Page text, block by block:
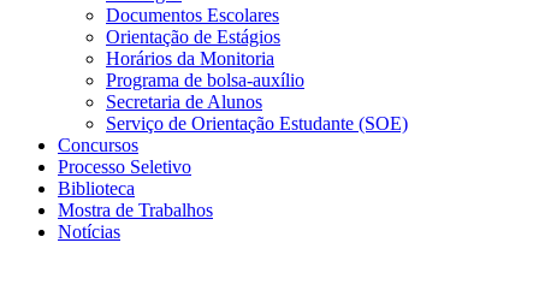
Documentos Escolares
Orientação de Estágios
Horários da Monitoria
Programa de bolsa-auxílio
Secretaria de Alunos
Serviço de Orientação Estudante (SOE)
Concursos
Processo Seletivo
Biblioteca
Mostra de Trabalhos
Notícias